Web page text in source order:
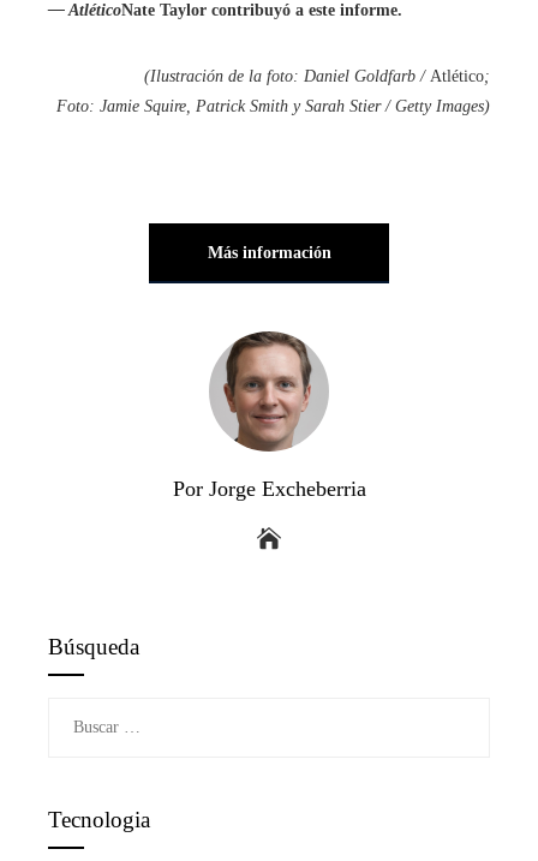
— AtléticoNate Taylor contribuyó a este informe.
(Ilustración de la foto: Daniel Goldfarb / Atlético;
Foto: Jamie Squire, Patrick Smith y Sarah Stier / Getty Images)
Más información
Por Jorge Excheberria
Búsqueda
Tecnologia